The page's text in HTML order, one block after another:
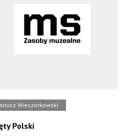
Wieczorkowski
Polski